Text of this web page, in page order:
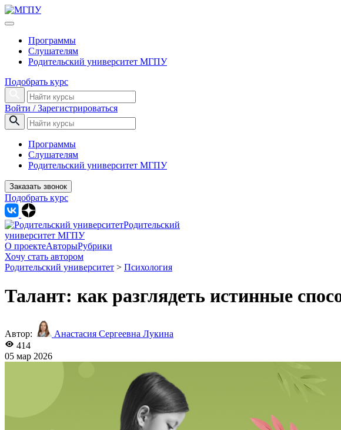
Программы
Слушателям
Родительский университет МГПУ
Подобрать курс
Войти / Зарегистрироваться
Программы
Слушателям
Родительский университет МГПУ
Заказать звонок
Подобрать курс
Родительский
университет МГПУ
О проектеАвторыРубрики
Хочу стать автором
Родительский университет > Психология
Талант: как разглядеть истинные
Автор:
Анастасия Сергеевна Лукина
414
05 мар 2026